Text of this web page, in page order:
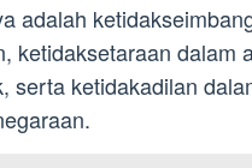
adalah
ketidaksetaraan dalam
serta ketidakadilan